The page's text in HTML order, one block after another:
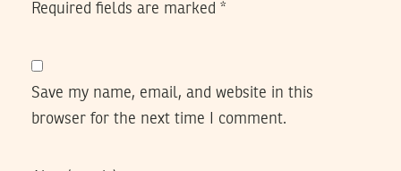
Required fields are marked *
Save my name, email, and website in this
browser for the next time I comment.